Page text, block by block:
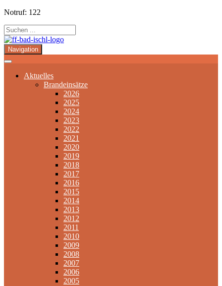
Notruf: 122
Navigation
Aktuelles
Brandeinsätze
2026
2025
2024
2023
2022
2021
2020
2019
2018
2017
2016
2015
2014
2013
2012
2011
2010
2009
2008
2007
2006
2005